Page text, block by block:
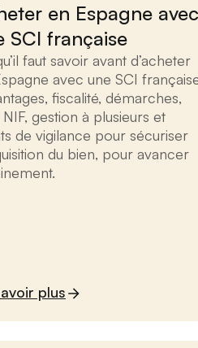
en Espagne avec
SCI française
faut savoir avant d’acheter
avec une SCI
fiscalité, démarches,
NIF, gestion à plusieurs et
de vigilance pour sécuriser
du bien, pour avancer
plus